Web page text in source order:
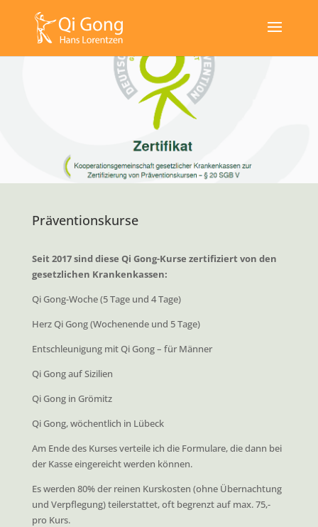
Präventionskurse
Seit 2017 sind diese Qi Gong-Kurse zertifiziert von den
gesetzlichen Krankenkassen:
Qi Gong-Woche (5 Tage und 4 Tage)
Herz Qi Gong (Wochenende und 5 Tage)
Entschleunigung mit Qi Gong – für Männer
Qi Gong auf Sizilien
Qi Gong in Grömitz
Qi Gong, wöchentlich in Lübeck
Am Ende des Kurses verteile ich die Formulare, die dann bei
der Kasse eingereicht werden können.
Es werden 80% der reinen Kurskosten (ohne Übernachtung
und Verpflegung) teilerstattet, oft begrenzt auf max. 75,-
pro Kurs.